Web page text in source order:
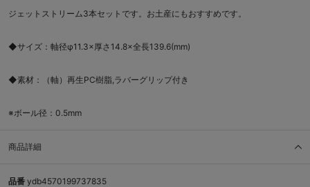
ジェットストリーム3本セットです。お土産にもおすすめです。
◆サイズ：軸径φ11.3×厚さ14.8×全長139.6(mm)
◆素材：（軸）再生PC樹脂,ラバーグリップ付き
※ボール径：0.5mm
商品詳細
品番 ydb4570199737835